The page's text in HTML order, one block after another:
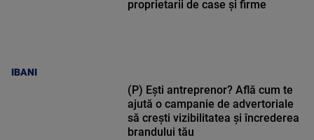
IBANI
proprietarii de case și firme
(P) Ești antreprenor? Află cum te
ajută o campanie de advertoriale
să crești vizibilitatea și încrederea
brandului tău